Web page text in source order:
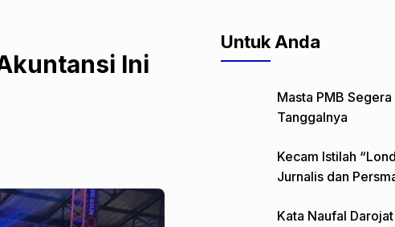
Ini
Untuk Anda
Masta PMB
Tanggalnya
Kecam Istilah
Jurnalis dan
Kata Naufal